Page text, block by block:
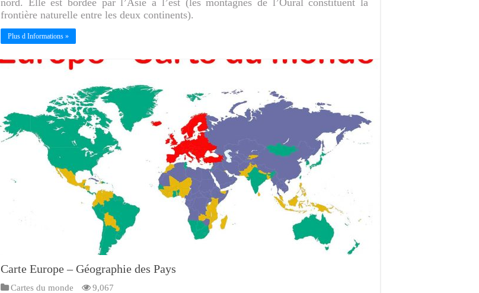
nord. Elle est bordée par l’Asie à l’est (les montagnes de l’Oural constituent la
frontière naturelle entre les deux continents).
Plus d Informations »
Carte Europe – Géographie des Pays
Cartes du monde 9,067